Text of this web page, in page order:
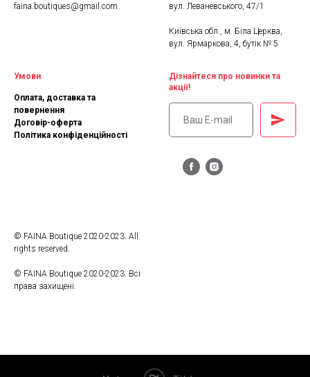
faina.boutiques@gmail.com
вул. Леваневського, 47/1
Київська обл., м. Біла Церква,
вул. Ярмаркова, 4, бутік № 5
Умови
Оплата, доставка та
повернення
Договір-оферта
Політика конфіденційності
Дізнайтеся про новинки та
акції!
© FAINA Boutique 2020-2023. All
rights reserved.
© FAINA Boutique 2020-2023. Всі
права захищені.